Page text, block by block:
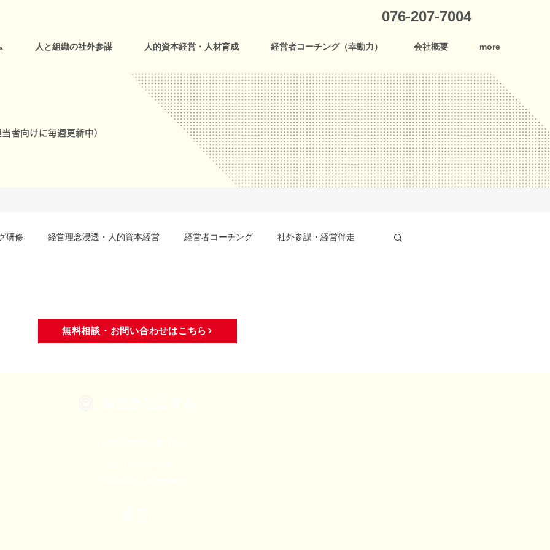
076-207-7004
人と組織の社外参謀 人的資本経営・人材育成 経営者コーチング（幸動力） 会社概要 more
者向けに毎週更新中)
研修 経営理念浸透・人的資本経営 経営者コーチング 社外参謀・経営伴走
無料相談・お問い合わせはこちら